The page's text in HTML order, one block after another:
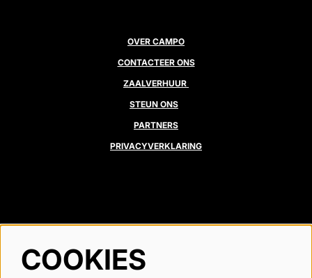
OVER CAMPO
CONTACTEER ONS
ZAALVERHUUR
STEUN ONS
PARTNERS
PRIVACYVERKLARING
VOLG ONS
COOKIES